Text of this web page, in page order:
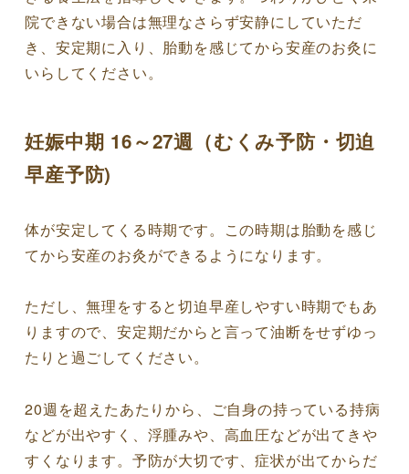
院できない場合は無理なさらず安静にしていただ
き、安定期に入り、胎動を感じてから安産のお灸に
いらしてください。
妊娠中期 16～27週（むくみ予防・切迫
早産予防)
体が安定してくる時期です。この時期は胎動を感じ
てから安産のお灸ができるようになります。
ただし、無理をすると切迫早産しやすい時期でもあ
りますので、安定期だからと言って油断をせずゆっ
たりと過ごしてください。
20週を超えたあたりから、ご自身の持っている持病
などが出やすく、浮腫みや、高血圧などが出てきや
すくなります。予防が大切です、症状が出てからだ